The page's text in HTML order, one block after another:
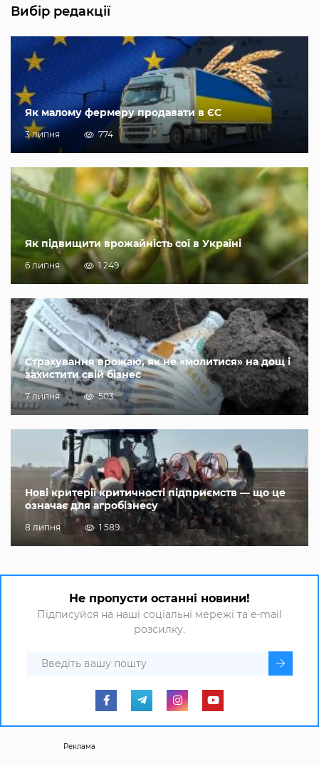
Вибір редакції
Як малому фермеру продавати в ЄС
3 липня 774
Як підвищити врожайність сої в Україні
6 липня 1 249
Страхування врожаю, як не «молитися» на дощ і
захистити свій бізнес
7 липня 503
Нові критерії критичності підприємств — що це
означає для агробізнесу
8 липня 1 589
Не пропусти останні новини!
Підписуйся на наші соціальні мережі та e-mail
розсилку.
Реклама